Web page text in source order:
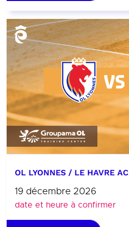
OL LYONNES / LE HAVRE AC
19 décembre 2026
date et heure à confirmer